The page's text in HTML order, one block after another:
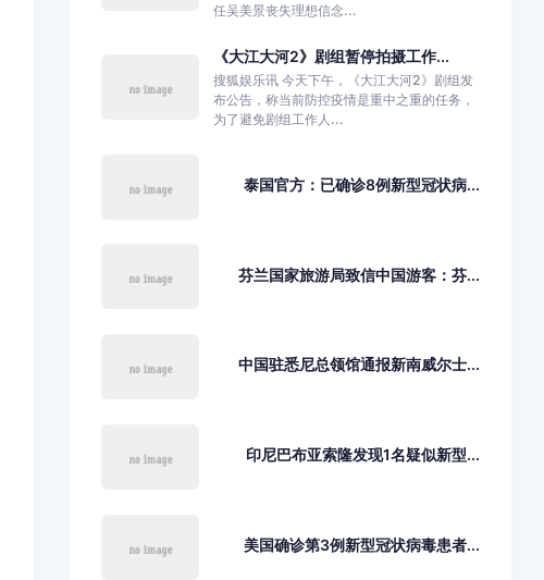
任吴美景丧失理想信念...
《大江大河2》剧组暂停拍摄工作...
搜狐娱乐讯 今天下午，《大江大河2》剧组发
布公告，称当前防控疫情是重中之重的任务，
为了避免剧组工作人...
泰国官方：已确诊8例新型冠状病...
芬兰国家旅游局致信中国游客：芬...
中国驻悉尼总领馆通报新南威尔士...
印尼巴布亚索隆发现1名疑似新型...
美国确诊第3例新型冠状病毒患者...